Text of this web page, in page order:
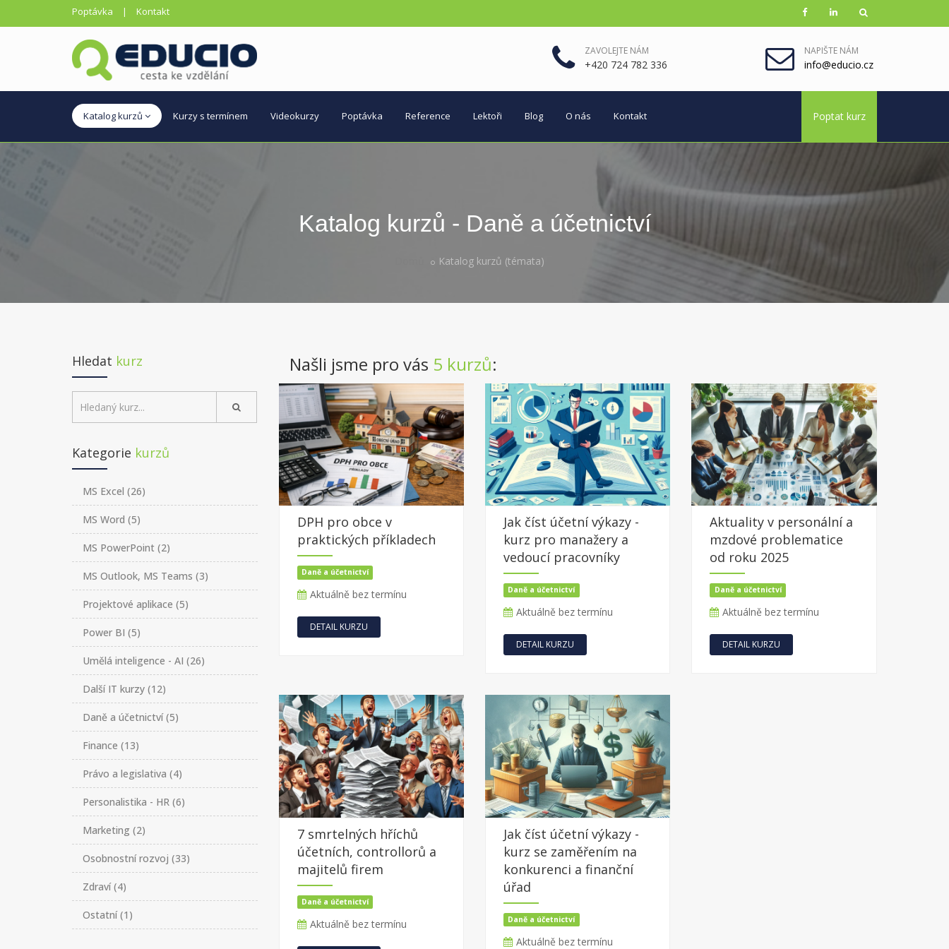
Poptávka | Kontakt
ZAVOLEJTE NÁM
+420 724 782 336
NAPIŠTE NÁM
info@educio.cz
Katalog kurzů Kurzy s termínem Videokurzy Poptávka Reference Lektoři Blog O nás Kontakt Poptat kurz
Katalog kurzů - Daně a účetnictví
Katalog kurzů (témata)
Našli jsme pro vás 5 kurzů:
DPH pro obce v
praktických příkladech
Daně a účetnictví
Aktuálně bez termínu
DETAIL KURZU
Jak číst účetní výkazy -
kurz pro manažery a
vedoucí pracovníky
Daně a účetnictví
Aktuálně bez termínu
DETAIL KURZU
Aktuality v personální a
mzdové problematice
od roku 2025
Daně a účetnictví
Aktuálně bez termínu
DETAIL KURZU
7 smrtelných hříchů
účetních, controllorů a
majitelů firem
Daně a účetnictví
Aktuálně bez termínu
Jak číst účetní výkazy -
kurz se zaměřením na
konkurenci a finanční
úřad
Daně a účetnictví
Aktuálně bez termínu
Hledat kurz
Kategorie kurzů
MS Excel (26)
MS Word (5)
MS PowerPoint (2)
MS Outlook, MS Teams (3)
Projektové aplikace (5)
Power BI (5)
Umělá inteligence - AI (26)
Další IT kurzy (12)
Daně a účetnictví(5)
Finance (13)
Právo a legislativa (4)
Personalistika - HR (6)
Marketing (2)
Osobnostní rozvoj (33)
Zdraví(4)
Ostatní(1)